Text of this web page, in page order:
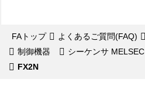
FAトップ よくあるご質問(FAQ)
制御機器
シーケンサ MELSEC
FX2N